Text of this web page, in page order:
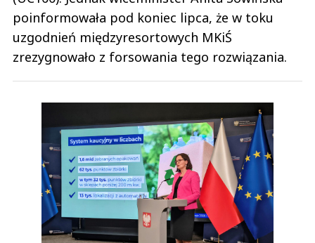
poinformowała pod koniec lipca, że w toku
uzgodnień międzyresortowych MKiŚ
zrezygnowało z forsowania tego rozwiązania.